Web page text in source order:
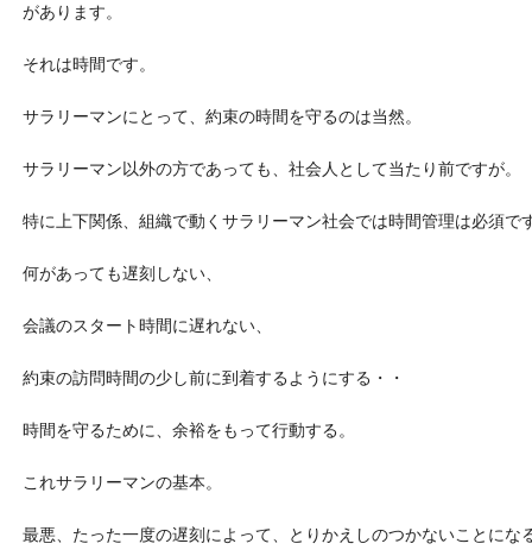
があります。
それは時間です。
サラリーマンにとって、約束の時間を守るのは当然。
サラリーマン以外の方であっても、社会人として当たり前ですが。
特に上下関係、組織で動くサラリーマン社会では時間管理は必須で
何があっても遅刻しない、
会議のスタート時間に遅れない、
約束の訪問時間の少し前に到着するようにする・・
時間を守るために、余裕をもって行動する。
これサラリーマンの基本。
最悪、たった一度の遅刻によって、とりかえしのつかないことにな